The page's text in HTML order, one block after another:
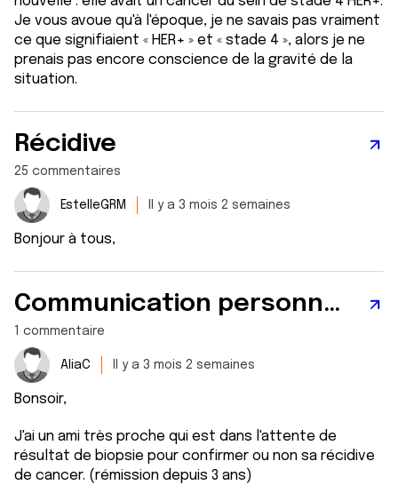
Je vous avoue qu'à l'époque, je ne savais pas vraiment
ce que signifiaient « HER+ » et « stade 4 », alors je ne
prenais pas encore conscience de la gravité de la
situation.
Récidive
25 commentaires
EstelleGRM Il y a 3 mois 2 semaines
Bonjour à tous,
Communication personne malade
1 commentaire
AliaC Il y a 3 mois 2 semaines
Bonsoir,
J'ai un ami très proche qui est dans l'attente de
résultat de biopsie pour confirmer ou non sa récidive
de cancer. (rémission depuis 3 ans)